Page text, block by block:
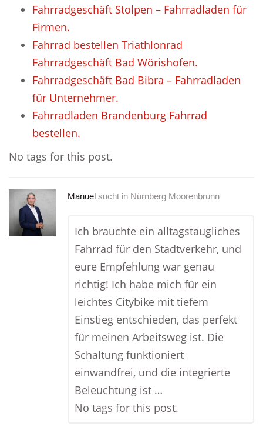
Fahrradgeschäft Stolpen – Fahrradladen für
Firmen.
Fahrrad bestellen Triathlonrad
Fahrradgeschäft Bad Wörishofen.
Fahrradgeschäft Bad Bibra – Fahrradladen
für Unternehmer.
Fahrradladen Brandenburg Fahrrad
bestellen.
No tags for this post.
Manuel sucht in Nürnberg Moorenbrunn
Ich brauchte ein alltagstaugliches
Fahrrad für den Stadtverkehr, und
eure Empfehlung war genau
richtig! Ich habe mich für ein
leichtes Citybike mit tiefem
Einstieg entschieden, das perfekt
für meinen Arbeitsweg ist. Die
Schaltung funktioniert
einwandfrei, und die integrierte
Beleuchtung ist …
No tags for this post.